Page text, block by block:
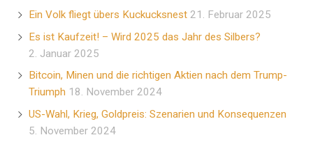
Ein Volk fliegt übers Kuckucksnest 21. Februar 2025
Es ist Kaufzeit! – Wird 2025 das Jahr des Silbers?
2. Januar 2025
Bitcoin, Minen und die richtigen Aktien nach dem Trump-
Triumph 18. November 2024
US-Wahl, Krieg, Goldpreis: Szenarien und Konsequenzen
5. November 2024